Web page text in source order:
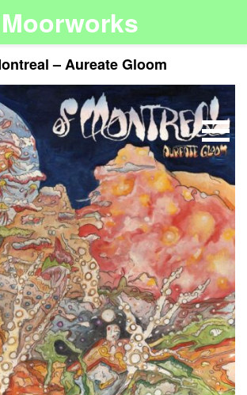
Moorworks
– Aureate Gloom